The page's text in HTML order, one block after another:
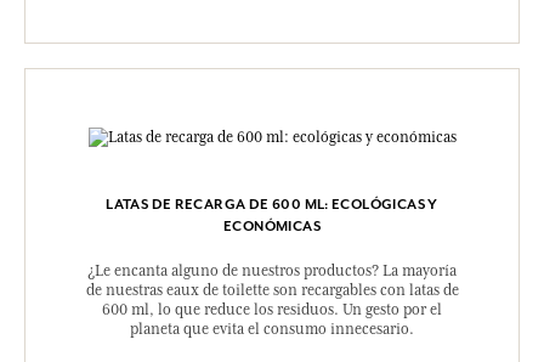
LATAS DE RECARGA DE 600 ML: ECOLÓGICAS Y
ECONÓMICAS
¿Le encanta alguno de nuestros productos? La mayoría
de nuestras eaux de toilette son recargables con latas de
600 ml, lo que reduce los residuos. Un gesto por el
planeta que evita el consumo innecesario.